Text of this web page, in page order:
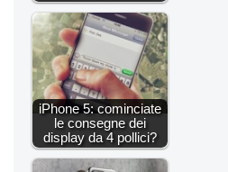
iPhone 5: cominciate
le consegne dei
display da 4 pollici?